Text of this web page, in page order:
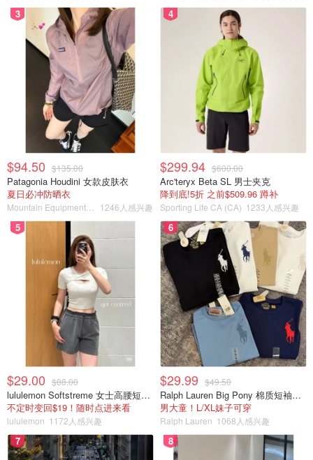
3
$94.50 $135.00
Patagonia Houdini 女款皮肤衣
夏日必冲防晒衣
1246人感兴趣
4
$299.94 $600.00
Arc'teryx Beta SL 男士夹克
降到底!5折 之前$509.96 蹲补
Sporting Life CA (CA) 1233人感兴趣
5
$29.00 $88.00
lululemon Softstreme 女士高腰短裤 10cm
不定时变回$19！随时点进来看
lululemon 1172人感兴趣
6
$29.99 $49.50
Ralph Lauren Big Pony 棉质短袖T恤
男大童！L/XL妹子可穿
Ralph Lauren 1068人感兴趣
7 8